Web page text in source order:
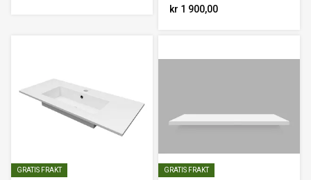
kr 1 900,00
GRATIS FRAKT GRATIS FRAKT